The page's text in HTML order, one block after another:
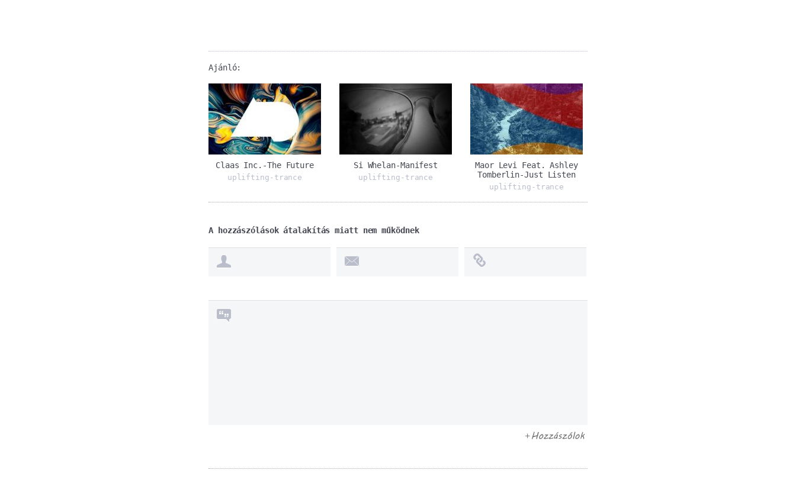
Ajánló:
Claas Inc.-The Future
uplifting-trance
Si Whelan-Manifest
uplifting-trance
Maor Levi Feat. Ashley
Tomberlin-Just Listen
uplifting-trance
A hozzászólások átalakítás miatt nem működnek